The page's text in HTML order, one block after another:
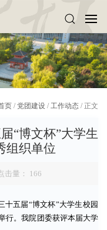
页 / 党团建设 / 工作动态 / 正文
“博文杯”大学生
组织单位
量： 166
十五届“博文杯”大学生校园
行。我院团委获评本届大学